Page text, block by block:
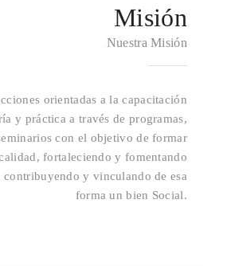
Misión
Nuestra Misión
orientadas a la capacitación
y práctica a través de programas,
con el objetivo de formar
fortaleciendo y fomentando
y vinculando de esa
forma un bien Social.